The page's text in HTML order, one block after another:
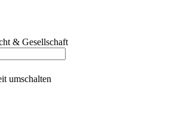
& Gesellschaft
umschalten